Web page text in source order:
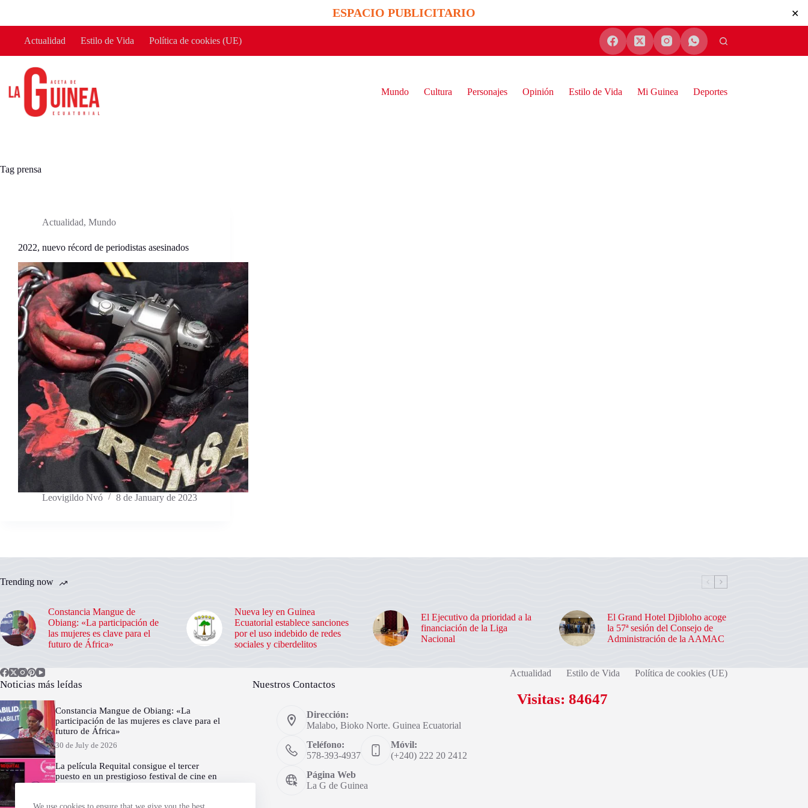
content
ESPACIO PUBLICITARIO ✕
Actualidad Estilo de Vida Política de cookies (UE)
Mundo Cultura Personajes Opinión Estilo de Vida Mi Guinea Deportes
Tag prensa
Actualidad, Mundo
2022, nuevo récord de periodistas asesinados
Leovigildo Nvó 8 de January de 2023
Trending now
Constancia Mangue de
Obiang: «La participación de
las mujeres es clave para el
futuro de África»
Nueva ley en Guinea
Ecuatorial establece sanciones
por el uso indebido de redes
sociales y ciberdelitos
El Ejecutivo da prioridad a la
financiación de la Liga
Nacional
El Grand Hotel Djibloho acoge
la 57ª sesión del Consejo de
Administración de la AAMAC
Actualidad Estilo de Vida Política de cookies (UE)
Noticias más leídas
Constancia Mangue de Obiang: «La
participación de las mujeres es clave para el
futuro de África»
30 de July de 2026
La película Requital consigue el tercer
puesto en un prestigioso festival de cine en
Nuestros Contactos
Dirección:
Malabo, Bioko Norte. Guinea Ecuatorial
Teléfono:
578-393-4937
Móvil:
(+240) 222 20 2412
Página Web
La G de Guinea
Visitas: 84647